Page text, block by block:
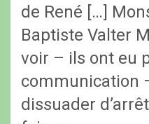
de René […]
Baptiste Valter
voir – ils ont eu
communication
dissuader